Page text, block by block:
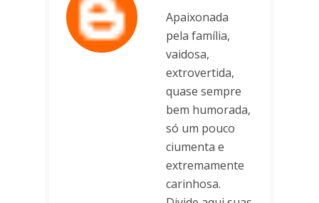
Apaixonada
pela família,
vaidosa,
extrovertida,
quase sempre
bem humorada,
só um pouco
ciumenta e
extremamente
carinhosa.